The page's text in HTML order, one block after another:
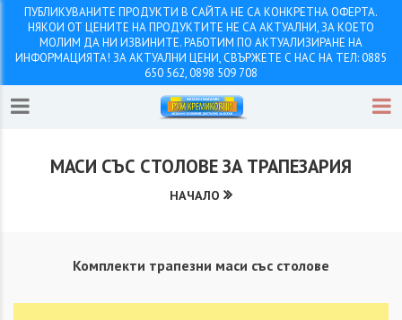
ПУБЛИКУВАНИТЕ ПРОДУКТИ В САЙТА НЕ СА КОНКРЕТНА ОФЕРТА.
НЯКОИ ОТ ЦЕНИТЕ НА ПРОДУКТИТЕ НЕ СА АКТУАЛНИ, ЗА КОЕТО
МОЛИМ ДА НИ ИЗВИНИТЕ. РАБОТИМ ПО АКТУАЛИЗИРАНЕ НА
ИНФОРМАЦИЯТА! ЗА АКТУАЛНИ ЦЕНИ, СВЪРЖЕТЕ С НАС НА ТЕЛ: 0885
650 562, 0898 509 708
МАСИ СЪС СТОЛОВЕ ЗА ТРАПЕЗАРИЯ
НАЧАЛО
Комплекти трапезни маси със столове